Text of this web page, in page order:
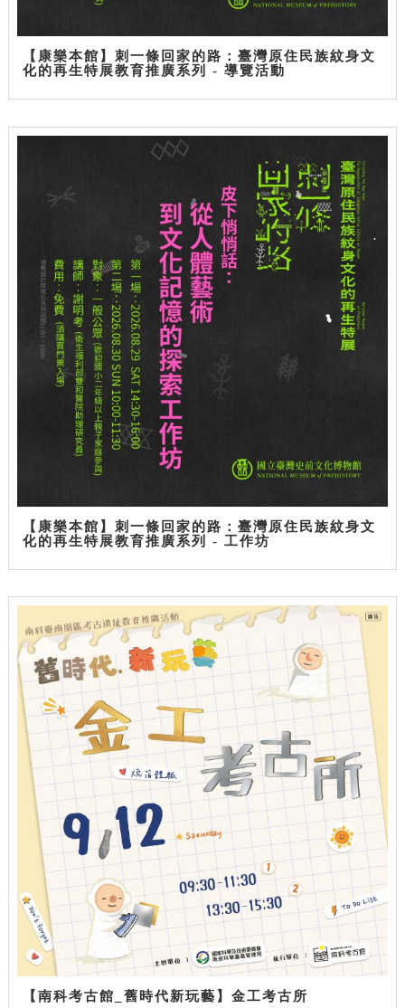
【康樂本館】刺一條回家的路：臺灣原住民族紋身文
化的再生特展教育推廣系列 - 導覽活動
【康樂本館】刺一條回家的路：臺灣原住民族紋身文
化的再生特展教育推廣系列 - 工作坊
【南科考古館_舊時代新玩藝】金工考古所